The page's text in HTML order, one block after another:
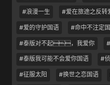
#浪漫一生 #爱在旅途之反转
#爱的守护国语 #命中不注定
#泰版对不起，我爱你
#泰版我可能不会爱你国语 #
#征服太阳 #换世之恋国语